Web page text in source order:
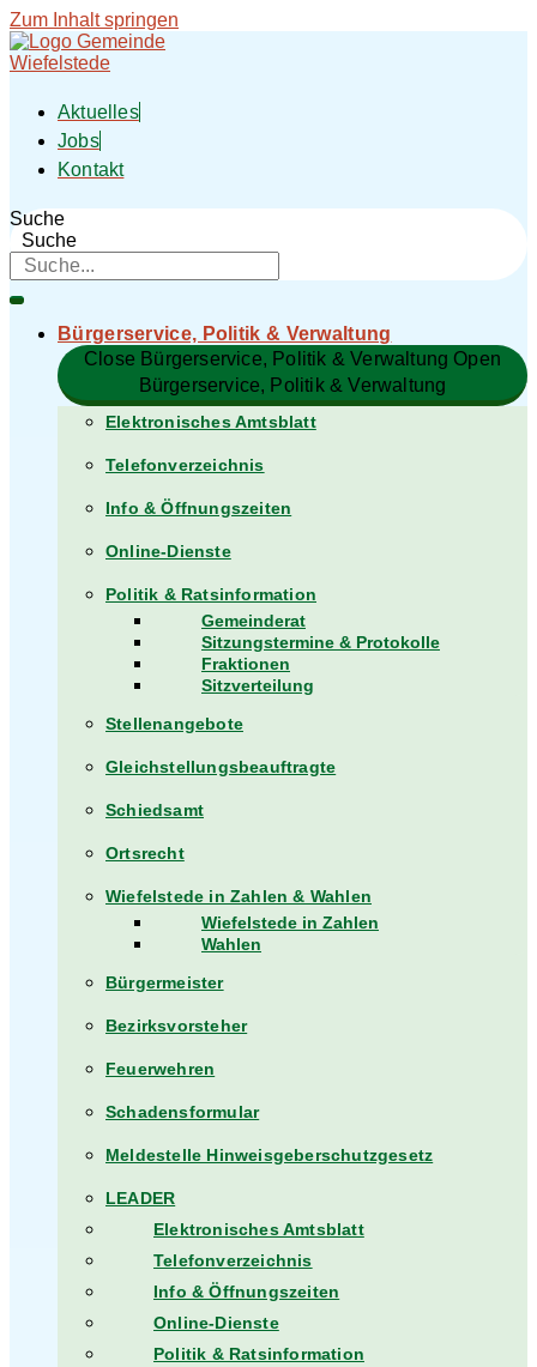
Zum Inhalt springen
Aktuelles
Jobs
Kontakt
Suche
Suche
Bürgerservice, Politik & Verwaltung​
Close Bürgerservice, Politik & Verwaltung​ Open
Bürgerservice, Politik & Verwaltung​
Elektronisches Amtsblatt
Telefonverzeichnis
Info & Öffnungszeiten
Online-Dienste
Politik & Ratsinformation
Gemeinderat
Sitzungstermine & Protokolle
Fraktionen
Sitzverteilung
Stellenangebote
Gleichstellungsbeauftragte
Schiedsamt
Ortsrecht
Wiefelstede in Zahlen & Wahlen
Wiefelstede in Zahlen
Wahlen
Bürgermeister
Bezirksvorsteher
Feuerwehren
Schadensformular
Meldestelle Hinweisgeberschutzgesetz
LEADER
Elektronisches Amtsblatt
Telefonverzeichnis
Info & Öffnungszeiten
Online-Dienste
Politik & Ratsinformation